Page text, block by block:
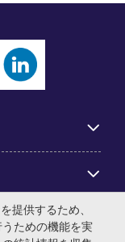
提供するため、
ための機能を実